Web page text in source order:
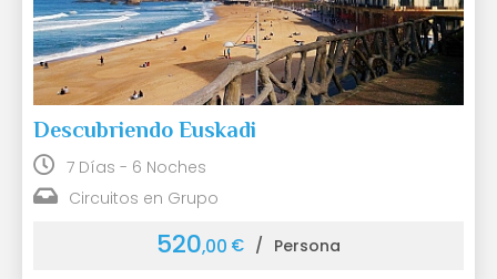
Descubriendo Euskadi
7 Días - 6 Noches
Circuitos en Grupo
520,00 € / Persona